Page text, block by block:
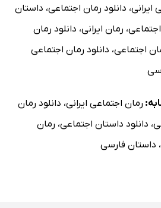
ایرانی، دانلود رمان اجتماعی، داستان
، رمان ایرانی، دانلود رمان
اجتماعی، دانلود رمان اجتماعی
رمان اجتماعی ایرانی، دانلود رمان
، دانلود داستان اجتماعی، رمان
، داستان فارسی